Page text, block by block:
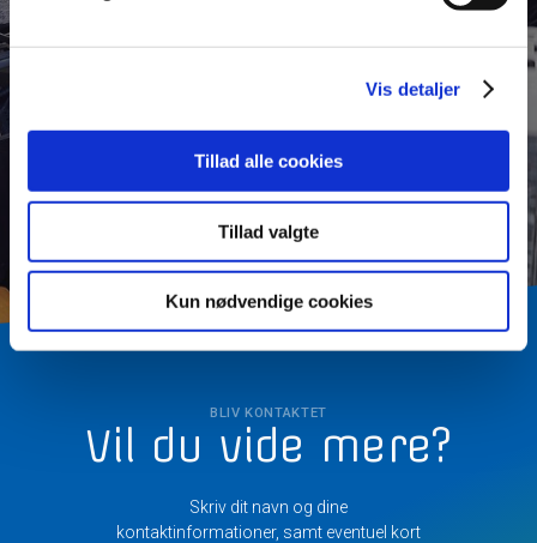
Vis detaljer
Tillad alle cookies
Tillad valgte
Kun nødvendige cookies
faglært inden for lager
BLIV KONTAKTET
Vil du vide mere?
Skriv dit navn og dine
kontaktinformationer, samt eventuel kort